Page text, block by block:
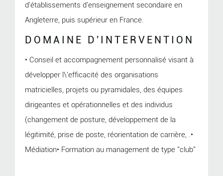
d'établissements d'enseignement secondaire en
Angleterre, puis supérieur en France.
DOMAINE D'INTERVENTION
• Conseil et accompagnement personnalisé visant à
développer l\'efficacité des organisations
matricielles, projets ou pyramidales, des équipes
dirigeantes et opérationnelles et des individus
(changement de posture, développement de la
légitimité, prise de poste, réorientation de carrière, .•
Médiation• Formation au management de type "club"